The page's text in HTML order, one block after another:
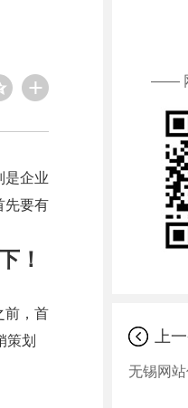
企业
先要有
！
前，首
策划
——
上
无锡网